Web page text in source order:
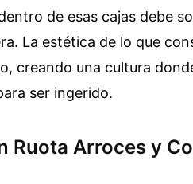
de esas cajas debe
La estética de lo que
creando una cultura
ser ingerido.
Ruota Arroces y